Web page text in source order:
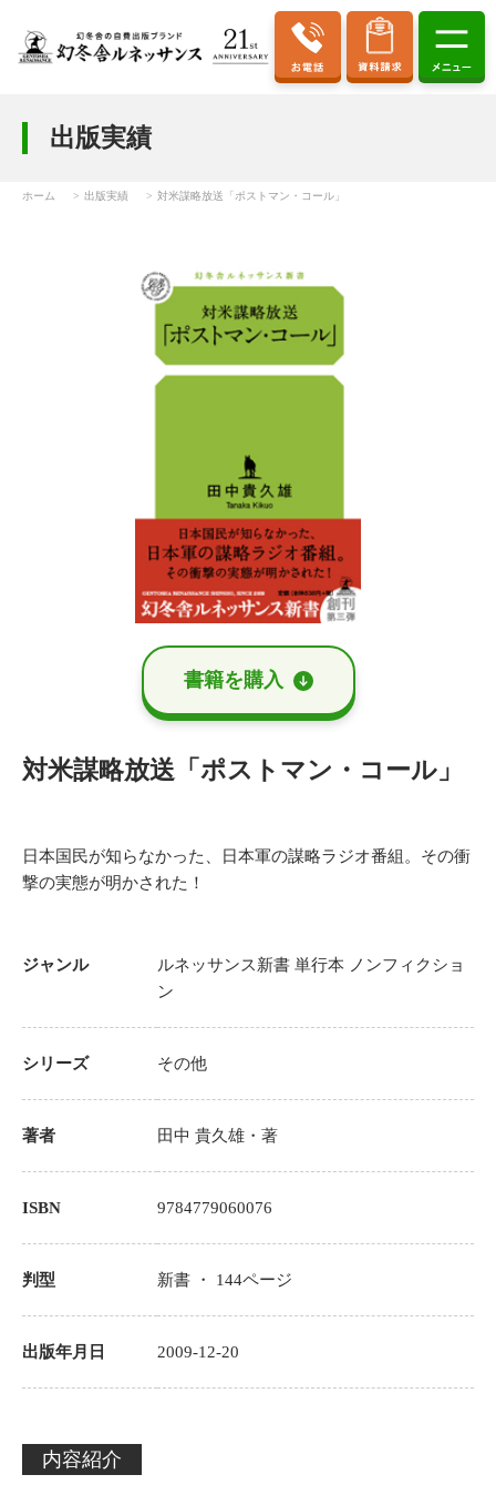
出版実績
ホーム 出版実績 対米謀略放送「ポストマン・コール」
書籍を購⼊
対米謀略放送「ポストマン・コール」
日本国民が知らなかった、日本軍の謀略ラジオ番組。その衝
撃の実態が明かされた！
ジャンル ルネッサンス新書 単行本 ノンフィクショ
ン
シリーズ その他
著者 田中 貴久雄 ・著
ISBN 9784779060076
判型 新書 ・ 144ページ
出版年月日 2009-12-20
内容紹介